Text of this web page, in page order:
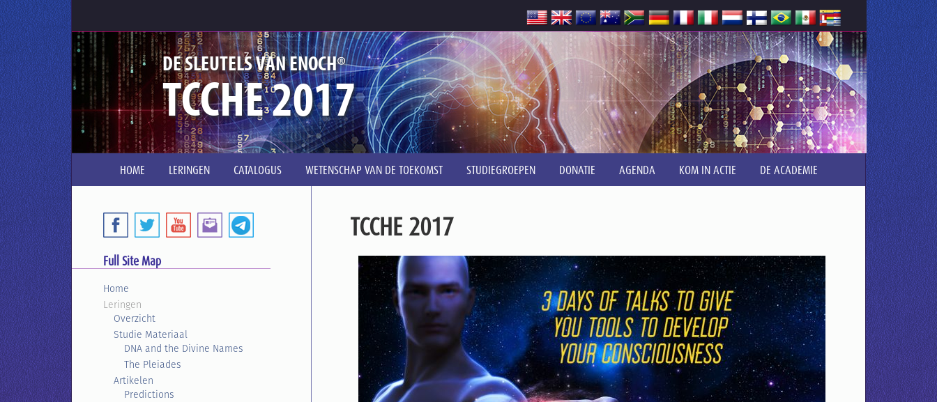
DE SLEUTELS VAN ENOCH®
TCCHE 2017
HOME LERINGEN CATALOGUS WETENSCHAP VAN DE TOEKOMST STUDIEGROEPEN DONATIE AGENDA KOM IN ACTIE DE ACADEMIE
TCCHE 2017
Full Site Map
Home
Leringen
Overzicht
Studie Materiaal
DNA and the Divine Names
The Pleiades
Artikelen
Predictions